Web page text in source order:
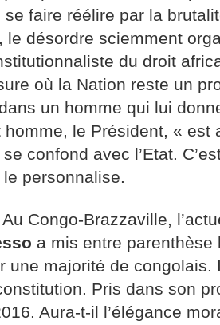
faire réélire par la
le désordre sciemment
du droit
où la Nation reste un
un homme qui lui
homme, le Président, « est
confond avec l’Etat.
le personnalise.
Au Congo-Brazzaville,
a mis entre
une majorité de congolais.
Pris dans son
Aura-t-il l’élégance